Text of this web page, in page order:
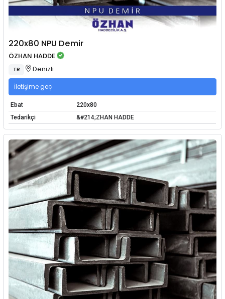
220x80 NPU Demir
ÖZHAN HADDE
TR Denizli
İletişime geç
Ebat
220x80
Tedarikçi
&#214;ZHAN HADDE